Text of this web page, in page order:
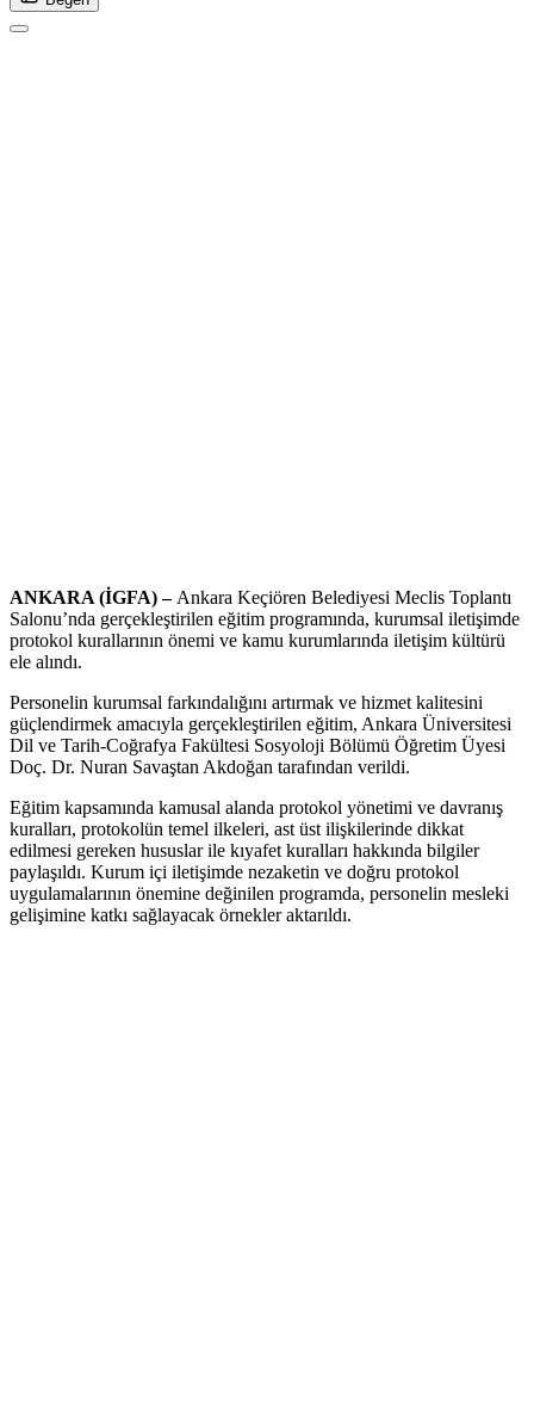
ANKARA (İGFA) – Ankara Keçiören Belediyesi Meclis Toplantı
Salonu’nda gerçekleştirilen eğitim programında, kurumsal iletişimde
protokol kurallarının önemi ve kamu kurumlarında iletişim kültürü
ele alındı.
Personelin kurumsal farkındalığını artırmak ve hizmet kalitesini
güçlendirmek amacıyla gerçekleştirilen eğitim, Ankara Üniversitesi
Dil ve Tarih-Coğrafya Fakültesi Sosyoloji Bölümü Öğretim Üyesi
Doç. Dr. Nuran Savaştan Akdoğan tarafından verildi.
Eğitim kapsamında kamusal alanda protokol yönetimi ve davranış
kuralları, protokolün temel ilkeleri, ast üst ilişkilerinde dikkat
edilmesi gereken hususlar ile kıyafet kuralları hakkında bilgiler
paylaşıldı. Kurum içi iletişimde nezaketin ve doğru protokol
uygulamalarının önemine değinilen programda, personelin mesleki
gelişimine katkı sağlayacak örnekler aktarıldı.